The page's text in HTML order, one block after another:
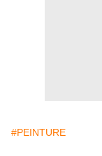
#PEINTURE